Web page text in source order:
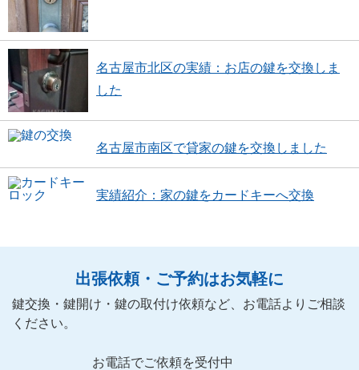
名古屋市北区の実績：お店の鍵を交換しま
した
名古屋市南区で貸家の鍵を交換しました
実績紹介：家の鍵をカードキーへ交換
出張依頼・ご予約はお気軽に
鍵交換・鍵開け・鍵の取付け依頼など、お電話よりご相談
ください。
お電話でご依頼を受付中